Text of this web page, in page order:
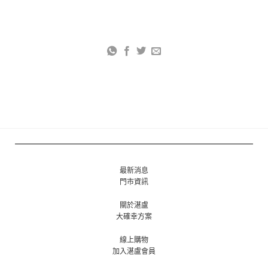
最新消息
門市資訊
關於湛盧
大確幸方案
線上購物
加入湛盧會員